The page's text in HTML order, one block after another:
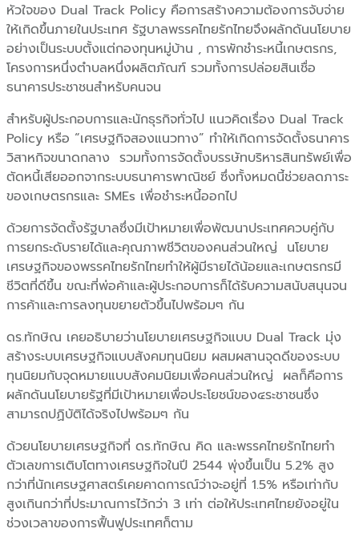
หัวใจของ Dual Track Policy คือการสร้างความต้องการจับจ่าย
ให้เกิดขึ้นภายในประเทศ รัฐบาลพรรคไทยรักไทยจึงผลักดันนโยบาย
อย่างเป็นระบบตั้งแต่กองทุนหมู่บ้าน , การพักชำระหนี้เกษตรกร,
โครงการหนึ่งตำบลหนึ่งผลิตภัณฑ์ รวมทั้งการปล่อยสินเชื่อ
ธนาคารประชาชนสำหรับคนจน
สำหรับผู้ประกอบการและนักธุรกิจทั่วไป แนวคิดเรื่อง Dual Track
Policy หรือ “เศรษฐกิจสองแนวทาง” ทำให้เกิดการจัดตั้งธนาคาร
วิสาหกิจขนาดกลาง รวมทั้งการจัดตั้งบรรษัทบริหารสินทรัพย์เพื่อ
ตัดหนี้เสียออกจากระบบธนาคารพาณิชย์ ซึ่งทั้งหมดนี้ช่วยลดภาระ
ของเกษตรกรและ SMEs เพื่อชำระหนี้ออกไป
ด้วยการจัดตั้งรัฐบาลซึ่งมีเป้าหมายเพื่อพัฒนาประเทศควบคู่กับ
การยกระดับรายได้และคุณภาพชีวิตของคนส่วนใหญ่ นโยบาย
เศรษฐกิจของพรรคไทยรักไทยทำให้ผู้มีรายได้น้อยและเกษตรกรมี
ชีวิตที่ดีขึ้น ขณะที่พ่อค้าและผู้ประกอบการก็ได้รับความสนับสนุนจน
การค้าและการลงทุนขยายตัวขึ้นไปพร้อมๆ กัน
ดร.ทักษิณ เคยอธิบายว่านโยบายเศรษฐกิจแบบ Dual Track มุ่ง
สร้างระบบเศรษฐกิจแบบสังคมทุนนิยม ผสมผสานจุดดีของระบบ
ทุนนิยมกับจุดหมายแบบสังคมนิยมเพื่อคนส่วนใหญ่ ผลก็คือการ
ผลักดันนโยบายรัฐที่มีเป้าหมายเพื่อประโยชน์ของ๔ระชาชนซึ่ง
สามารถปฏิบัติได้จริงไปพร้อมๆ กัน
ด้วยนโยบายเศรษฐกิจที่ ดร.ทักษิณ คิด และพรรคไทยรักไทยทำ
ตัวเลขการเติบโตทางเศรษฐกิจในปี 2544 พุ่งขึ้นเป็น 5.2% สูง
กว่าที่นักเศรษฐศาสตร์เคยคาดการณ์ว่าจะอยู่ที่ 1.5% หรือเท่ากับ
สูงเกินกว่าที่ประมาณการไว้กว่า 3 เท่า ต่อให้ประเทศไทยยังอยู่ใน
ช่วงเวลาของการฟื้นฟูประเทศก็ตาม